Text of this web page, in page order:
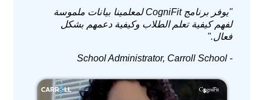
"يوفر برنامج CogniFit لمعلمينا بيانات ملموسة
لفهم كيفية تعلم الطلاب وكيفية دعمهم بشكل
فعال."
- School Administrator, Carroll School